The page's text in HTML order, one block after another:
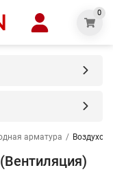
0
арматура /